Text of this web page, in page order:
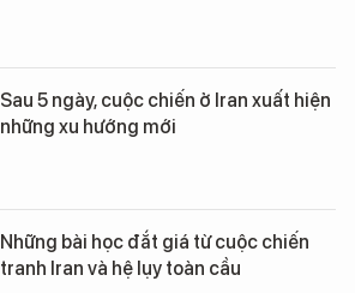
Sau 5 ngày, cuộc chiến ở Iran xuất hiện
những xu hướng mới
Những bài học đắt giá từ cuộc chiến
tranh Iran và hệ lụy toàn cầu